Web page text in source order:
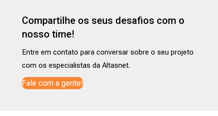
Compartilhe os seus desafios com o
nosso time!
Entre em contato para conversar sobre o seu projeto
com os especialistas da Altasnet.
Fale com a gente!